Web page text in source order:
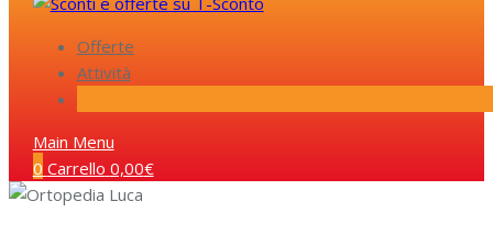
Offerte
Attività
Main Menu
0 Carrello 0,00€